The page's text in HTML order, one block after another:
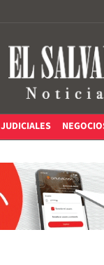
JUDICIALES